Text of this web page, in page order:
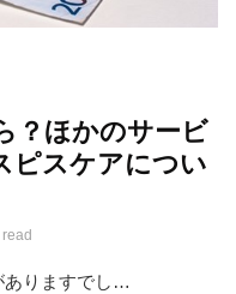
？ほかのサービ
ピスケアについ
ありますでし…